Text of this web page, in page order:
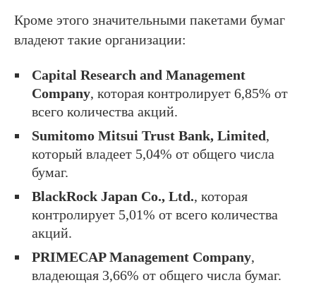
Кроме этого значительными пакетами бумаг
владеют такие организации:
Capital Research and Management
Company, которая контролирует 6,85% от
всего количества акций.
Sumitomo Mitsui Trust Bank, Limited,
который владеет 5,04% от общего числа
бумаг.
BlackRock Japan Co., Ltd., которая
контролирует 5,01% от всего количества
акций.
PRIMECAP Management Company,
владеющая 3,66% от общего числа бумаг.